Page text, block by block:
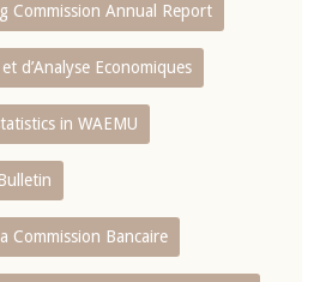
Commission Annual Report
d’Analyse Economiques
in WAEMU
Commission Bancaire